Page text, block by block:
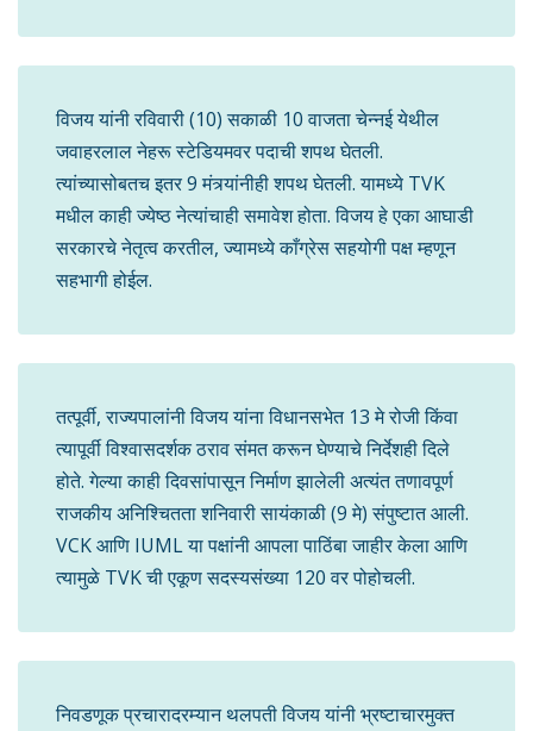
विजय यांनी रविवारी (10) सकाळी 10 वाजता चेन्नई येथील
जवाहरलाल नेहरू स्टेडियमवर पदाची शपथ घेतली.
त्यांच्यासोबतच इतर 9 मंत्र्यांनीही शपथ घेतली. यामध्ये TVK
मधील काही ज्येष्ठ नेत्यांचाही समावेश होता. विजय हे एका आघाडी
सरकारचे नेतृत्व करतील, ज्यामध्ये काँग्रेस सहयोगी पक्ष म्हणून
सहभागी होईल.
तत्पूर्वी, राज्यपालांनी विजय यांना विधानसभेत 13 मे रोजी किंवा
त्यापूर्वी विश्वासदर्शक ठराव संमत करून घेण्याचे निर्देशही दिले
होते. गेल्या काही दिवसांपासून निर्माण झालेली अत्यंत तणावपूर्ण
राजकीय अनिश्चितता शनिवारी सायंकाळी (9 मे) संपुष्टात आली.
VCK आणि IUML या पक्षांनी आपला पाठिंबा जाहीर केला आणि
त्यामुळे TVK ची एकूण सदस्यसंख्या 120 वर पोहोचली.
निवडणूक प्रचारादरम्यान थलपती विजय यांनी भ्रष्टाचारमुक्त